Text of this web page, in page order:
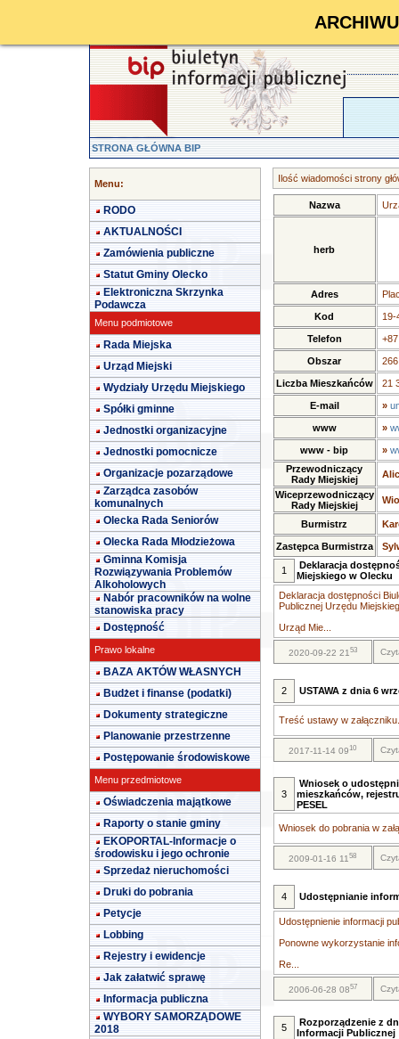
STRONA GŁÓWNA BIP
Menu:
RODO
AKTUALNOŚCI
Zamówienia publiczne
Statut Gminy Olecko
Elektroniczna Skrzynka
Podawcza
Menu podmiotowe
Rada Miejska
Urząd Miejski
Wydziały Urzędu Miejskiego
Spółki gminne
Jednostki organizacyjne
Jednostki pomocnicze
Organizacje pozarządowe
Zarządca zasobów
komunalnych
Olecka Rada Seniorów
Olecka Rada Młodzieżowa
Gminna Komisja
Rozwiązywania Problemów
Alkoholowych
Nabór pracowników na wolne
stanowiska pracy
Dostępność
Prawo lokalne
BAZA AKTÓW WŁASNYCH
Budżet i finanse (podatki)
Dokumenty strategiczne
Planowanie przestrzenne
Postępowanie środowiskowe
Menu przedmiotowe
Oświadczenia majątkowe
Raporty o stanie gminy
EKOPORTAL-Informacje o
środowisku i jego ochronie
Sprzedaż nieruchomości
Druki do pobrania
Petycje
Lobbing
Rejestry i ewidencje
Jak załatwić sprawę
Informacja publiczna
WYBORY SAMORZĄDOWE
2018
Ilość wiadomości strony
Nazwa
herb
Adres
Kod 19-
Telefon
Obszar
Liczba Mieszkańców 21
E-mail »
www »
www - bip »
Przewodniczący
Rady Miejskiej
Wiceprzewodniczący
Rady Miejskiej
Burmistrz
Zastępca Burmistrza
1
Deklaracja
Miejskiego w Olecku
Deklaracja dostępności
Publicznej Urzędu
Urząd Mie...
2020-09-22 2153
2 USTAWA z dnia 6
Treść ustawy w
2017-11-14 0910
3
Wniosek o
mieszkańców,
PESEL
Wniosek do pobrania w
2009-01-16 1158
4 Udostępnianie
Udostępnienie informacji
Ponowne wykorzystanie
Re...
2006-06-28 0857
5
Rozporządzenie z
Informacji Publicznej